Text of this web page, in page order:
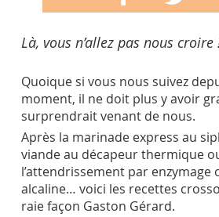
Là, vous n’allez pas nous croire
Quoique si vous nous suivez
moment, il ne doit plus y avoir
surprendrait venant de nous.
Après la marinade express au
viande au décapeur thermique
l’attendrissement par enzymage
alcaline… voici les recettes
raie façon Gaston Gérard.